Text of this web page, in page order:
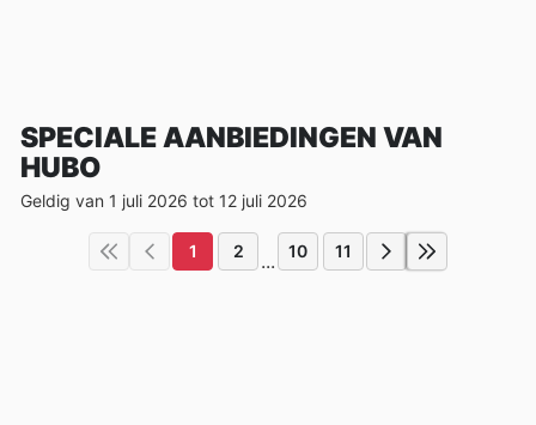
SPECIALE AANBIEDINGEN VAN
HUBO
Geldig van 1 juli 2026 tot 12 juli 2026
1 2 ... 10 11